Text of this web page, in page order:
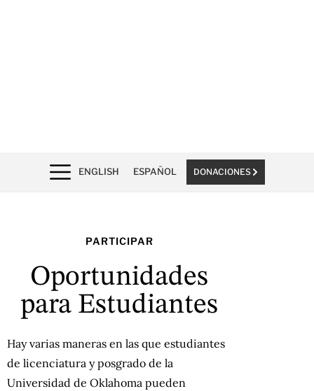
ENGLISH ESPAÑOL DONACIONES
PARTICIPAR
Oportunidades
para Estudiantes
Hay varias maneras en las que estudiantes
de licenciatura y posgrado de la
Universidad de Oklahoma pueden